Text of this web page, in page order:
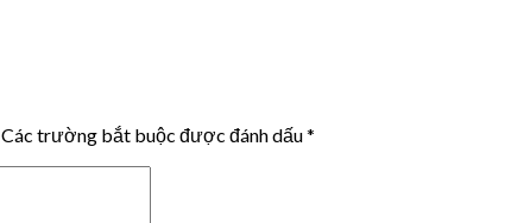
Các trường bắt buộc được đánh dấu*